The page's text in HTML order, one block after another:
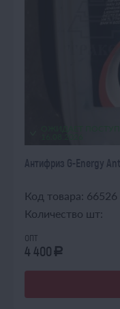
Антифриз G-Energy
Код товара: 66526
Количество шт:
опт
4 400 a